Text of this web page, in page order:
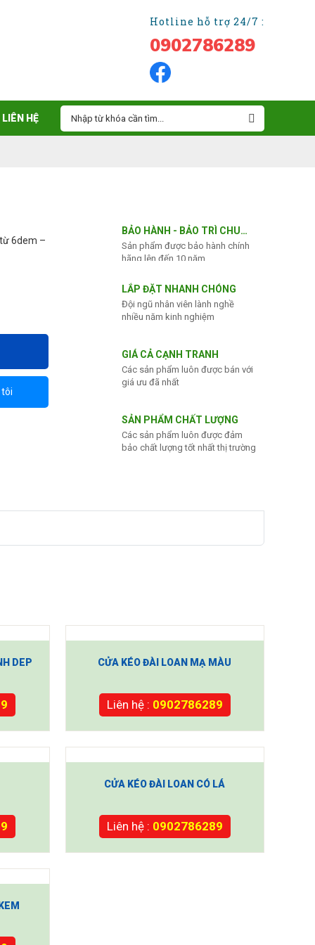
Hotline hỗ trợ 24/7 :
0902786289
LIÊN HỆ
6dem –
BẢO HÀNH - BẢO TRÌ CHU
ĐÁO
Sản phẩm được bảo hành chính
hãng lên đến 10 năm
LẮP ĐẶT NHANH CHÓNG
Đội ngũ nhân viên lành nghề
nhiều năm kinh nghiệm
GIÁ CẢ CẠNH TRANH
Các sản phẩm luôn được bán với
giá ưu đã nhất
SẢN PHẨM CHẤT LƯỢNG
Các sản phẩm luôn được đảm
bảo chất lượng tốt nhất thị trường
DEP CỬA KÉO ĐÀI LOAN MẠ MÀU
Liên hệ : 0902786289
CỬA KÉO ĐÀI LOAN CÓ LÁ
Liên hệ : 0902786289